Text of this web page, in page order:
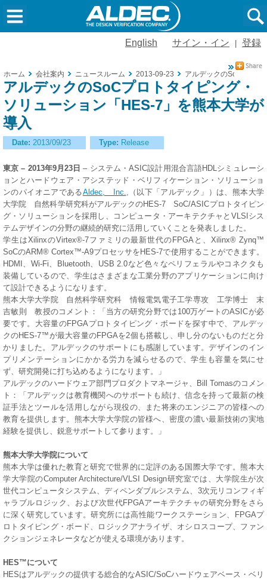
English サイン・イン 登録
ホーム 会社案内 ニュースルーム 2013-09-23 アルデックのSoCプロト
アルデックのSoCプロトタイピング・
ソリューション「HES-7」を熊本大学が
導入
Date: 2013/09/23 Type: Release
東京 – 2013年9月23日 – システム・ASIC設計用混合言語HDLシミュレーシ
ョンとハードウェア・アシステッド・ベリフィケーション・ソリューショ
ンのパイオニアであるAldec, Inc., （以下「アルデック」）は、熊本大学
大学院 自然科学研究科がアルデックのHES-7 SoC/ASICプロトタイピン
グ・ソリューションを採用し、コンピュータ・アーキテクチャとVLSIシス
テムデザインの分野の継続的研究に活用していくことを発表しました。
学生はXilinxのVirtex®-7ファミリの最新世代のFPGAと、Xilinx® Zynq™
SoCのARM® Cortex™-A9プロセッサを HES-7で使用することができます。
HDMI、Wi-Fi、Bluetooth、USB 2.0など色々なペリフェラルやコネクタも
装備しているので、学生はさまざまな工業分野のアプリケーションに向け
て設計できるようになります。
熊本大学大学院 自然科学研究科 情報電気電子工学専攻 工学博士 末
吉敏則 教授のコメント：「当方の研究分野では100万ゲートのASICが必
要です。大容量のFPGAプロトタイピング・ボードを探す中で、アルデッ
クのHES-7™が最大容量のFPGAを2個も搭載し、申し分のないものだと分
かりました。アルデックのサポートにも感謝しています。デザインのイン
プリメンテーションにかかる労力を減らせるので、学生も容量を気にせ
ず、研究開発に打ち込めるようになります。」
アルデックのハードウェア部門プロダクトマネージャ、Bill Tomasのコメン
ト：「アルデックは教育機関へのサポートも続け、信念を持って最新の検
証手法とツールを活用しながら現役の、また将来のエンジニアの皆様への
教育を提供します。熊本大学大学院の皆様へ、密度の濃い最新技術の実地
経験を提供し、鋭意サポートして参ります。」
熊本大学大学院について
熊本大学は優れた教育と研究で世界的に定評のある国際大学です。熊本大
学大学院のComputer Architecture/VLSI Design研究室では、大学院生が次
世代コンピュータシステム、ディペンダブルシステム、3次元リコンフィギ
ャラブルロジック、および次世代FPGAアーキテクチャの研究分野をさら
に深く研究しています。研究所には高性能ワークステーション、FPGAプ
ロトタイピング・ボード、ロジックアナライザ、オシロスコープ、ファン
クションジェネレータなどが使える環境があります。
HES™について
HESはアルデックの提供する総合的なASIC/SoCハードウェアベース・ベリ